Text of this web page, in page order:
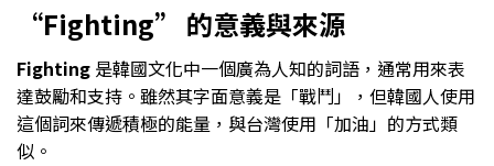
“Fighting” 的意義與來源
Fighting 是韓國文化中一個廣為人知的詞語，通常用來表
達鼓勵和支持。雖然其字面意義是「戰鬥」，但韓國人使用
這個詞來傳遞積極的能量，與台灣使用「加油」的方式類
似。